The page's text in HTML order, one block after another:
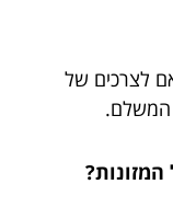
לצרכים של
המשלם.